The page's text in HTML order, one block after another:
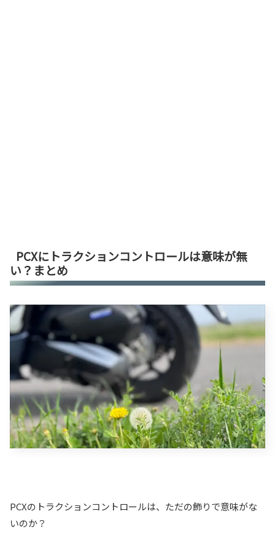
PCXにトラクションコントロールは意味が無
い？まとめ
PCXのトラクションコントロールは、ただの飾りで意味がな
いのか？